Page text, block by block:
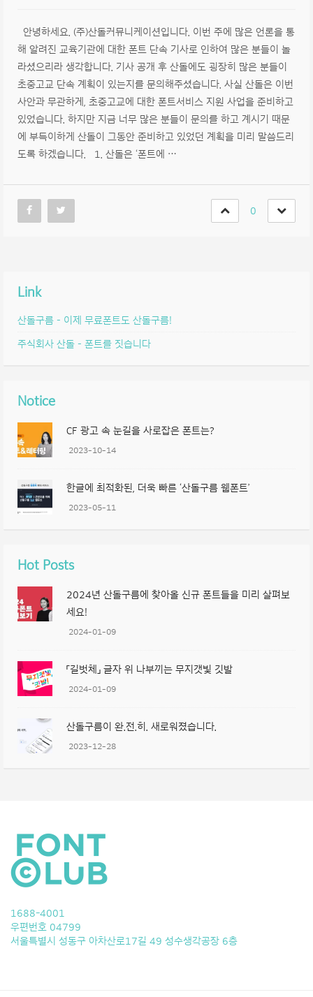
안녕하세요. (주)산돌커뮤니케이션입니다. 이번 주에 많은 언론을 통
해 알려진 교육기관에 대한 폰트 단속 기사로 인하여 많은 분들이 놀
라셨으리라 생각합니다. 기사 공개 후 산돌에도 굉장히 많은 분들이
초중고교 단속 계획이 있는지를 문의해주셨습니다. 사실 산돌은 이번
사안과 무관하게, 초중고교에 대한 폰트서비스 지원 사업을 준비하고
있었습니다. 하지만 지금 너무 많은 분들이 문의를 하고 계시기 때문
에 부득이하게 산돌이 그동안 준비하고 있었던 계획을 미리 말씀드리
도록 하겠습니다. 1. 산돌은 ‘폰트에 …
0
Link
산돌구름 – 이제 무료폰트도 산돌구름!
주식회사 산돌 – 폰트를 짓습니다
Notice
CF 광고 속 눈길을 사로잡은 폰트는?
2023-10-14
한글에 최적화된, 더욱 빠른 ‘산돌구름 웹폰트’
2023-05-11
Hot Posts
2024년 산돌구름에 찾아올 신규 폰트들을 미리 살펴보
세요!
2024-01-09
「길벗체」 글자 위 나부끼는 무지갯빛 깃발
2024-01-09
산돌구름이 완.전.히. 새로워졌습니다.
2023-12-28
1688-4001
우편번호 04799
서울특별시 성동구 아차산로17길 49 성수생각공장 6층